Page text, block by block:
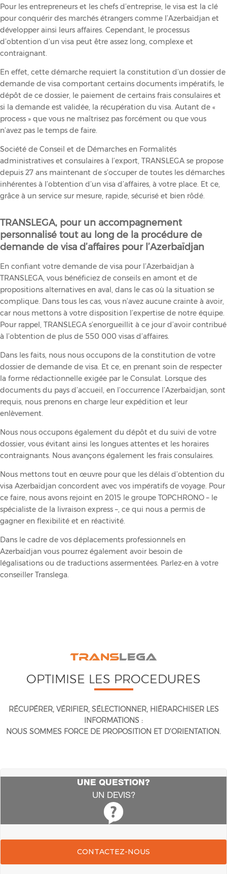
Pour les entrepreneurs et les chefs d’entreprise, le visa est la clé
pour conquérir des marchés étrangers comme l’Azerbaïdjan et
développer ainsi leurs affaires. Cependant, le processus
d’obtention d’un visa peut être assez long, complexe et
contraignant.
En effet, cette démarche requiert la constitution d’un dossier de
demande de visa comportant certains documents impératifs, le
dépôt de ce dossier, le paiement de certains frais consulaires et
si la demande est validée, la récupération du visa. Autant de «
process » que vous ne maîtrisez pas forcément ou que vous
n’avez pas le temps de faire.
Société de Conseil et de Démarches en Formalités
administratives et consulaires à l’export, TRANSLEGA se propose
depuis 27 ans maintenant de s’occuper de toutes les démarches
inhérentes à l’obtention d’un visa d’affaires, à votre place. Et ce,
grâce à un service sur mesure, rapide, sécurisé et bien rôdé.
TRANSLEGA, pour un accompagnement
personnalisé tout au long de la procédure de
demande de visa d’affaires pour l’Azerbaïdjan
En confiant votre demande de visa pour l’Azerbaïdjan à
TRANSLEGA, vous bénéficiez de conseils en amont et de
propositions alternatives en aval, dans le cas où la situation se
complique. Dans tous les cas, vous n’avez aucune crainte à avoir,
car nous mettons à votre disposition l’expertise de notre équipe.
Pour rappel, TRANSLEGA s’enorgueillit à ce jour d’avoir contribué
à l’obtention de plus de 550 000 visas d’affaires.
Dans les faits, nous nous occupons de la constitution de votre
dossier de demande de visa. Et ce, en prenant soin de respecter
la forme rédactionnelle exigée par le Consulat. Lorsque des
documents du pays d’accueil, en l’occurrence l’Azerbaïdjan, sont
requis, nous prenons en charge leur expédition et leur
enlèvement.
Nous nous occupons également du dépôt et du suivi de votre
dossier, vous évitant ainsi les longues attentes et les horaires
contraignants. Nous avançons également les frais consulaires.
Nous mettons tout en œuvre pour que les délais d’obtention du
visa Azerbaïdjan concordent avec vos impératifs de voyage. Pour
ce faire, nous avons rejoint en 2015 le groupe TOPCHRONO – le
spécialiste de la livraison express –, ce qui nous a permis de
gagner en flexibilité et en réactivité.
Dans le cadre de vos déplacements professionnels en
Azerbaïdjan vous pourrez également avoir besoin de
légalisations ou de traductions assermentées. Parlez-en à votre
conseiller Translega.
TRANSLEGA
OPTIMISE LES PROCEDURES
RÉCUPÉRER, VÉRIFIER, SÉLECTIONNER, HIÉRARCHISER LES
INFORMATIONS :
NOUS SOMMES FORCE DE PROPOSITION ET D’ORIENTATION.
UNE QUESTION?
UN DEVIS?
CONTACTEZ-NOUS